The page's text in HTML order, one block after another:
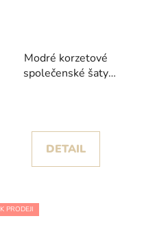
Modré korzetové
společenské šaty
DETAIL
K PRODEJI